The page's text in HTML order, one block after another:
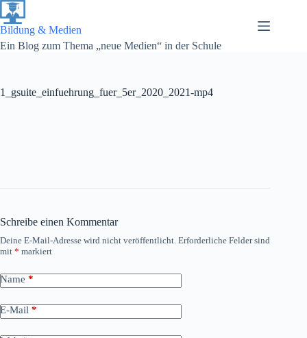
Zum
Inhalt
springen
Bildung & Medien
Ein Blog zum Thema „neue Medien“ in der Schule
1_gsuite_einfuehrung_fuer_5er_2020_2021-mp4
Schreibe einen Kommentar
Deine E-Mail-Adresse wird nicht veröffentlicht. Erforderliche Felder sind
mit * markiert
Name *
E-Mail *